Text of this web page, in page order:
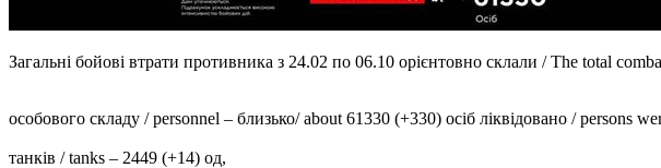
Загальні бойові втрати противника з 24.02 по 06.10 орієнтовно склали / The total
особового складу / personnel ‒ близько/ about 61330 (+330) осіб ліквідовано / persons
танків / tanks ‒ 2449 (+14) од,